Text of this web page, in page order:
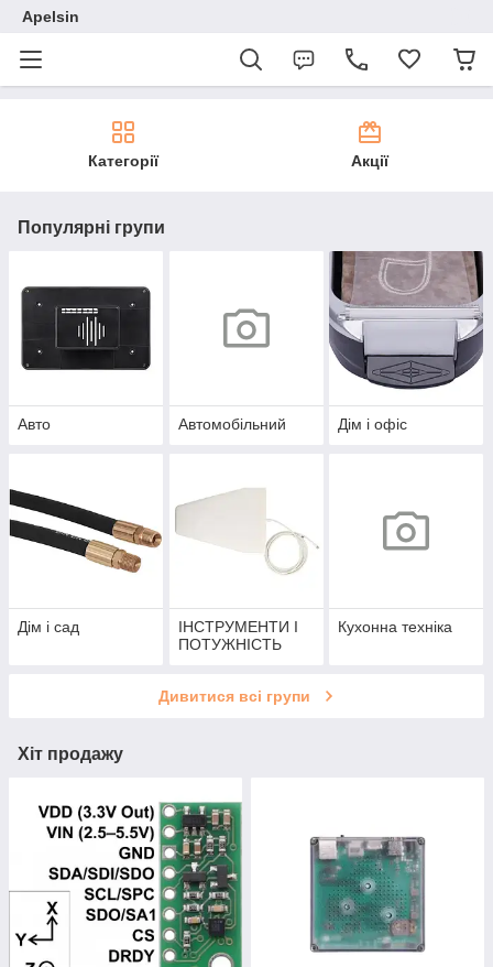
Apelsin
Категорії Акції
Популярні групи
Авто Автомобільний Дім і офіс
Дім і сад
ІНСТРУМЕНТИ І
ПОТУЖНІСТЬ
Кухонна техніка
Дивитися всі групи
Хіт продажу